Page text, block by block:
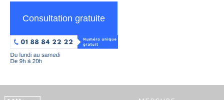
Consultation gratuite